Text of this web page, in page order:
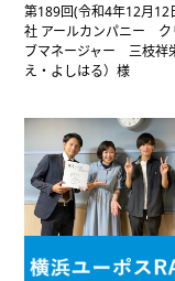
第189回(令和4年12月12
社 アールカンパニー ク
ブマネージャー 三枝祥
え・よしはる）様